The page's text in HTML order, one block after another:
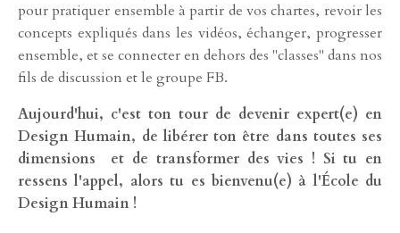
pour pratiquer ensemble à partir de vos chartes, revoir les
concepts expliqués dans les vidéos, échanger, progresser
ensemble, et se connecter en dehors des "classes" dans nos
fils de discussion et le groupe FB.
Aujourd'hui, c'est ton tour de devenir expert(e) en
Design Humain, de libérer ton être dans toutes ses
dimensions et de transformer des vies ! Si tu en
ressens l'appel, alors tu es bienvenu(e) à l'École du
Design Humain !